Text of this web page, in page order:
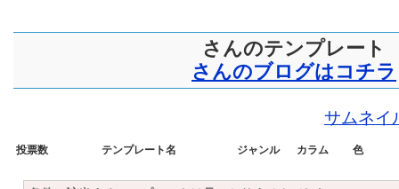
さんのテンプレート
さんのブログはコチラ
サムネイ
投票数 テンプレート名 ジャンル カラム 色